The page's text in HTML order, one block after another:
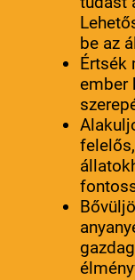
be az
Értsék
ember